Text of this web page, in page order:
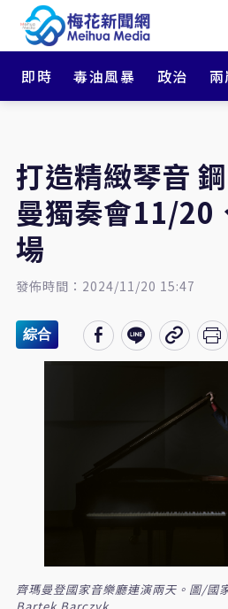
即時 毒油風暴 政治 兩
打造精緻琴音
曼獨奏會11/20
場
發佈時間：2024/11/20 15:47
綜合
齊瑪曼登國家音樂廳連演兩天。圖/國